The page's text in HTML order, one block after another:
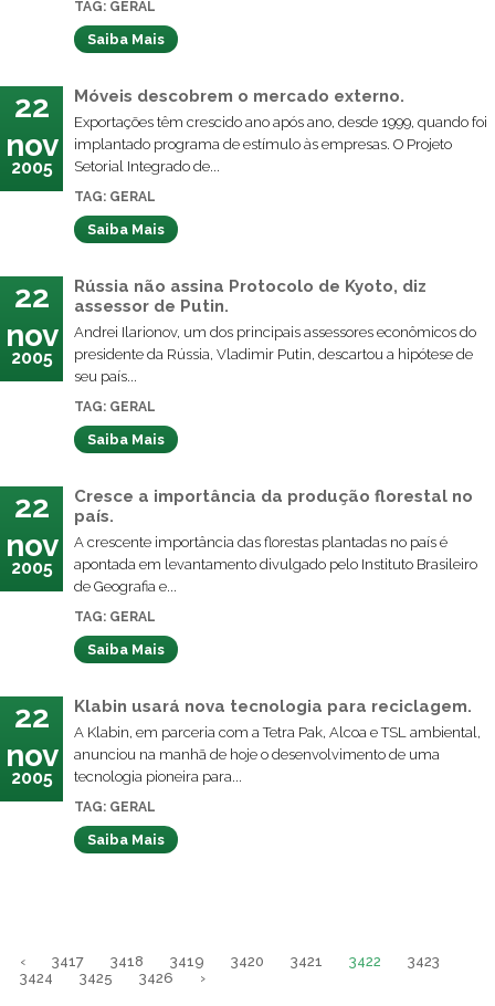
TAG: GERAL
Saiba Mais
22
nov
2005
Móveis descobrem o mercado externo.
Exportações têm crescido ano após ano, desde 1999, quando foi
implantado programa de estímulo às empresas. O Projeto
Setorial Integrado de...
TAG: GERAL
Saiba Mais
22
nov
2005
Rússia não assina Protocolo de Kyoto, diz
assessor de Putin.
Andrei Ilarionov, um dos principais assessores econômicos do
presidente da Rússia, Vladimir Putin, descartou a hipótese de
seu país...
TAG: GERAL
Saiba Mais
22
nov
2005
Cresce a importância da produção florestal no
país.
A crescente importância das florestas plantadas no país é
apontada em levantamento divulgado pelo Instituto Brasileiro
de Geografia e...
TAG: GERAL
Saiba Mais
22
nov
2005
Klabin usará nova tecnologia para reciclagem.
A Klabin, em parceria com a Tetra Pak, Alcoa e TSL ambiental,
anunciou na manhã de hoje o desenvolvimento de uma
tecnologia pioneira para...
TAG: GERAL
Saiba Mais
‹ 3417 3418 3419 3420 3421 3422
3423
3424
3425 3426 ›